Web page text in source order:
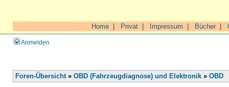
Home Privat Impressum Bücher|
Anmelden
Foren-Übersicht» OBD (Fahrzeugdiagnose) und Elektronik » OBD